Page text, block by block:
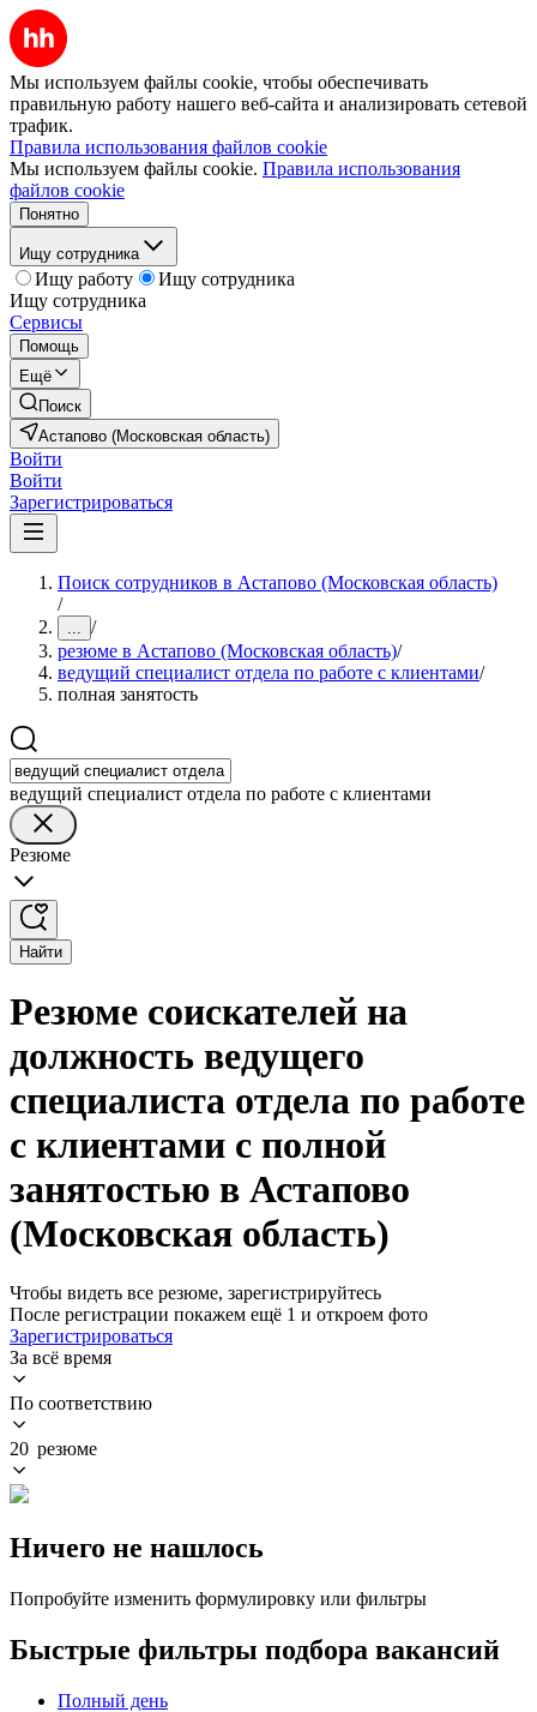
Мы используем файлы cookie, чтобы обеспечивать
правильную работу нашего веб-сайта и анализировать сетевой
трафик.
Правила использования файлов cookie
Мы используем файлы cookie. Правила использования
файлов cookie
Понятно
Ищу сотрудника
Ищу работу
Ищу сотрудника
Ищу сотрудника
Сервисы
Помощь
Ещё
Поиск
Астапово (Московская область)
Войти
Войти
Зарегистрироваться
Поиск сотрудников в Астапово (Московская область)
/
... /
резюме в Астапово (Московская область)/
ведущий специалист отдела по работе с клиентами/
полная занятость
ведущий специалист отдела по работе с клиентами
Резюме
Найти
Резюме соискателей на
должность ведущего
специалиста отдела по работе
с клиентами с полной
занятостью в Астапово
(Московская область)
Чтобы видеть все резюме, зарегистрируйтесь
После регистрации покажем ещё 1 и откроем фото
Зарегистрироваться
За всё время
По соответствию
20 резюме
Ничего не нашлось
Попробуйте изменить формулировку или фильтры
Быстрые фильтры подбора вакансий
Полный день